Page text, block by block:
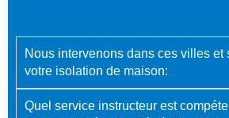
Nous intervenons dans ces villes et
votre isolation de maison:
Quel service instructeur est